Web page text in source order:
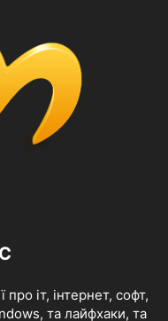
про іт, інтернет, софт,
та лайфхаки, та